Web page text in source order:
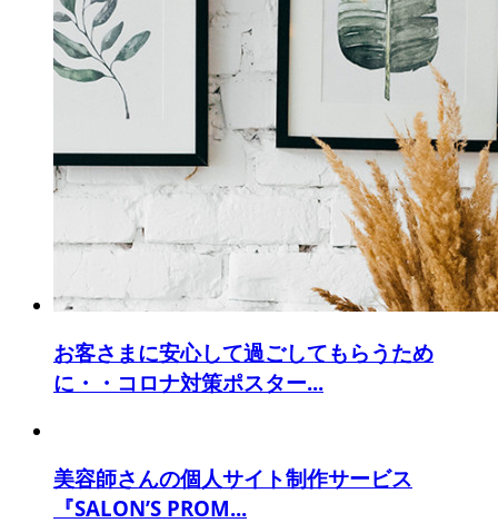
お客さまに安心して過ごしてもらうため
に・・コロナ対策ポスター...
美容師さんの個人サイト制作サービス
『SALON’S PROM...